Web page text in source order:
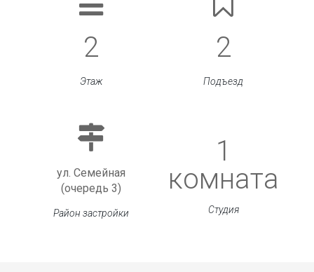
2
Этаж
2
Подъезд
ул. Семейная
(очередь 3)
Район застройки
1
комната
Студия